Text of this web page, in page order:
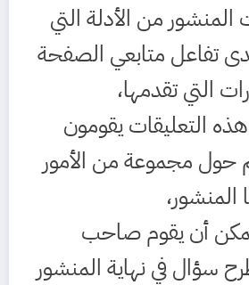
المنشور من الأدلة التي
تفاعل متابعي الصفحة
التي تقدمها،
التعليقات يقومون
حول مجموعة من الأمور
المنشور،
أن يقوم صاحب
سؤال في نهاية المنشور